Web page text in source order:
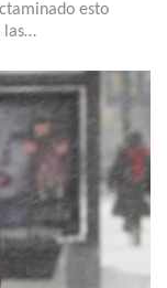
esto
las…